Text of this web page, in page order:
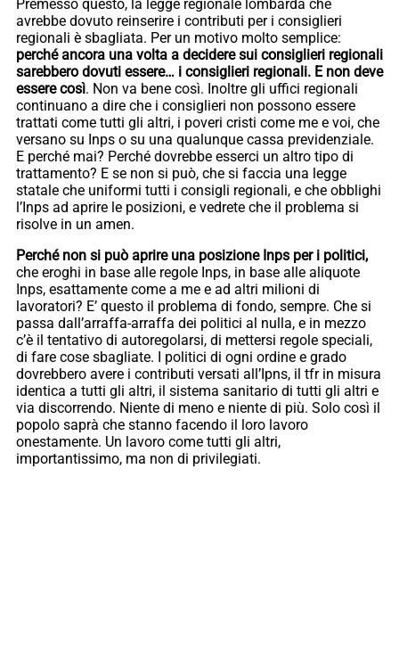
Premesso questo, la legge regionale lombarda che
avrebbe dovuto reinserire i contributi per i consiglieri
regionali è sbagliata. Per un motivo molto semplice:
perché ancora una volta a decidere sui consiglieri regionali
sarebbero dovuti essere… i consiglieri regionali. E non deve
essere così. Non va bene così. Inoltre gli uffici regionali
continuano a dire che i consiglieri non possono essere
trattati come tutti gli altri, i poveri cristi come me e voi, che
versano su Inps o su una qualunque cassa previdenziale.
E perché mai? Perché dovrebbe esserci un altro tipo di
trattamento? E se non si può, che si faccia una legge
statale che uniformi tutti i consigli regionali, e che obblighi
l’Inps ad aprire le posizioni, e vedrete che il problema si
risolve in un amen.
Perché non si può aprire una posizione Inps per i politici,
che eroghi in base alle regole Inps, in base alle aliquote
Inps, esattamente come a me e ad altri milioni di
lavoratori? E’ questo il problema di fondo, sempre. Che si
passa dall’arraffa-arraffa dei politici al nulla, e in mezzo
c’è il tentativo di autoregolarsi, di mettersi regole speciali,
di fare cose sbagliate. I politici di ogni ordine e grado
dovrebbero avere i contributi versati all’Ipns, il tfr in misura
identica a tutti gli altri, il sistema sanitario di tutti gli altri e
via discorrendo. Niente di meno e niente di più. Solo così il
popolo saprà che stanno facendo il loro lavoro
onestamente. Un lavoro come tutti gli altri,
importantissimo, ma non di privilegiati.